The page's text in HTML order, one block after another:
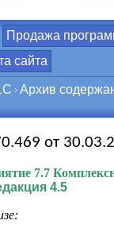
Продажа
сайта
Архив
от
7.7
4.5